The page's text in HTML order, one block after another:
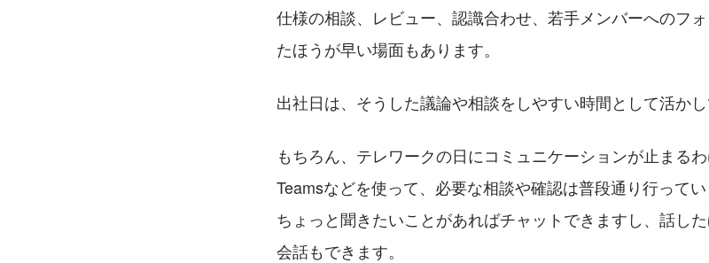
仕様の相談、レビュー、認識合わせ、若手メンバーへのフ
たほうが早い場面もあります。
出社日は、そうした議論や相談をしやすい時間として活かし
もちろん、テレワークの日にコミュニケーションが止まるわ
Teamsなどを使って、必要な相談や確認は普段通り行ってい
ちょっと聞きたいことがあればチャットできますし、話し
会話もできます。